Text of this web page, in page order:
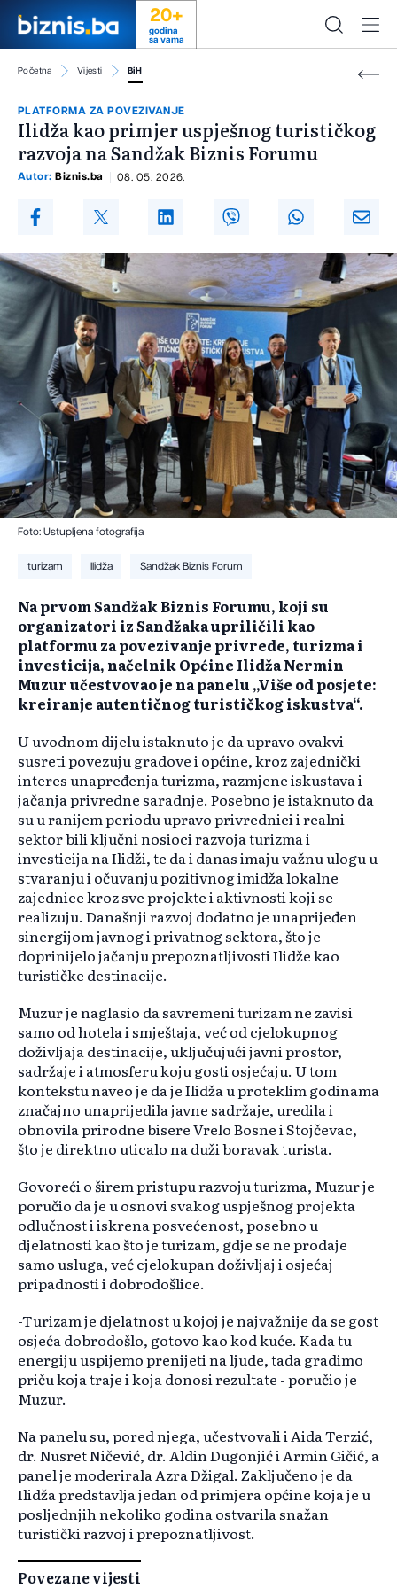
20+
godina
sa vama
Početna Vijesti BiH
PLATFORMA ZA POVEZIVANJE
Ilidža kao primjer uspješnog turističkog
razvoja na Sandžak Biznis Forumu
Autor: Biznis.ba 08. 05. 2026.
Foto: Ustupljena fotografija
turizam Ilidža Sandžak Biznis Forum
Na prvom Sandžak Biznis Forumu, koji su
organizatori iz Sandžaka upriličili kao
platformu za povezivanje privrede, turizma i
investicija, načelnik Općine Ilidža Nermin
Muzur učestvovao je na panelu „Više od posjete:
kreiranje autentičnog turističkog iskustva“.
U uvodnom dijelu istaknuto je da upravo ovakvi
susreti povezuju gradove i općine, kroz zajednički
interes unapređenja turizma, razmjene iskustava i
jačanja privredne saradnje. Posebno je istaknuto da
su u ranijem periodu upravo privrednici i realni
sektor bili ključni nosioci razvoja turizma i
investicija na Ilidži, te da i danas imaju važnu ulogu u
stvaranju i očuvanju pozitivnog imidža lokalne
zajednice kroz sve projekte i aktivnosti koji se
realizuju. Današnji razvoj dodatno je unaprijeđen
sinergijom javnog i privatnog sektora, što je
doprinijelo jačanju prepoznatljivosti Ilidže kao
turističke destinacije.
Muzur je naglasio da savremeni turizam ne zavisi
samo od hotela i smještaja, već od cjelokupnog
doživljaja destinacije, uključujući javni prostor,
sadržaje i atmosferu koju gosti osjećaju. U tom
kontekstu naveo je da je Ilidža u proteklim godinama
značajno unaprijedila javne sadržaje, uredila i
obnovila prirodne bisere Vrelo Bosne i Stojčevac,
što je direktno uticalo na duži boravak turista.
Govoreći o širem pristupu razvoju turizma, Muzur je
poručio da je u osnovi svakog uspješnog projekta
odlučnost i iskrena posvećenost, posebno u
djelatnosti kao što je turizam, gdje se ne prodaje
samo usluga, već cjelokupan doživljaj i osjećaj
pripadnosti i dobrodošlice.
-Turizam je djelatnost u kojoj je najvažnije da se gost
osjeća dobrodošlo, gotovo kao kod kuće. Kada tu
energiju uspijemo prenijeti na ljude, tada gradimo
priču koja traje i koja donosi rezultate - poručio je
Muzur.
Na panelu su, pored njega, učestvovali i Aida Terzić,
dr. Nusret Ničević, dr. Aldin Dugonjić i Armin Gičić, a
panel je moderirala Azra Džigal. Zaključeno je da
Ilidža predstavlja jedan od primjera općine koja je u
posljednjih nekoliko godina ostvarila snažan
turistički razvoj i prepoznatljivost.
Povezane vijesti